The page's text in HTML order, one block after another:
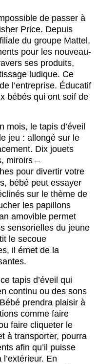
de passer à
Price. Depuis
du groupe Mattel,
pour les nouveau-
ses produits,
ludique. Ce
l’entreprise. Éducatif
bébés qui ont soif de
mois, le tapis d’éveil
jeu : allongé sur le
Dix jouets
miroirs –
pour divertir votre
bébé peut essayer
sur le thème de
les papillons
amovible permet
sensorielles du jeune
le secoue
il émet de la
tapis d’éveil qui
continu ou des sons
prendra plaisir à
comme faire
faire cliqueter le
à transporter, pourra
afin qu’il puisse
En